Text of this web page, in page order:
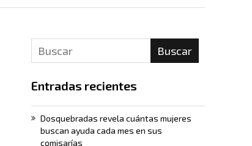
Buscar
Entradas recientes
Dosquebradas revela cuántas mujeres
buscan ayuda cada mes en sus
comisarías